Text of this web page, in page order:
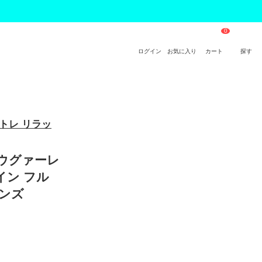
ログイン お気に入り カート 探す
レ リラッ
グァーレ
ン フル
ズ